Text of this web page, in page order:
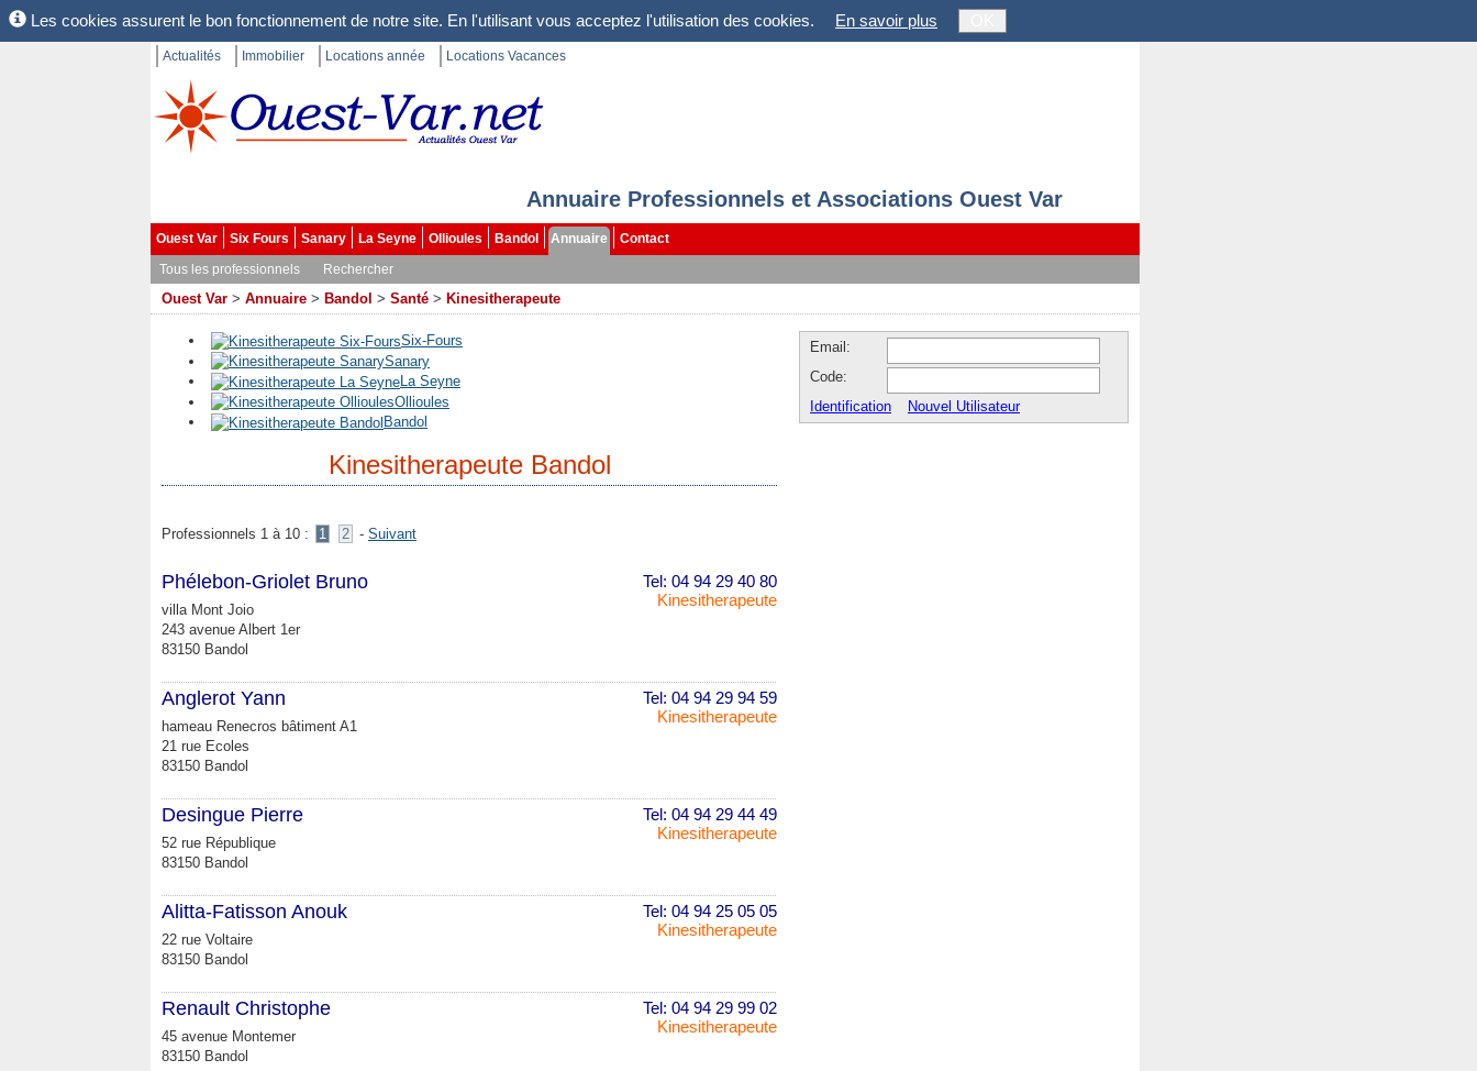
Les cookies assurent le bon fonctionnement de notre site. En l'utilisant vous acceptez l'utilisation des cookies. En savoir plus
Actualités Immobilier Locations année Locations Vacances
Annuaire Professionnels et Associations Ouest Var
Ouest Var Six Fours Sanary La Seyne Ollioules Bandol Annuaire
Contact
Tous les professionnels
Rechercher
Ouest Var > Annuaire > Bandol > Santé > Kinesitherapeute
Six-Fours
Sanary
La Seyne
Ollioules
Bandol
Kinesitherapeute Bandol
Professionnels 1 à 10 : 1 2 - Suivant
Tel: 04 94 29 40 80
Kinesitherapeute
Phélebon-Griolet Bruno
villa Mont Joio
243 avenue Albert 1er
83150 Bandol
Tel: 04 94 29 94 59
Kinesitherapeute
Anglerot Yann
hameau Renecros bâtiment A1
21 rue Ecoles
83150 Bandol
Tel: 04 94 29 44 49
Kinesitherapeute
Desingue Pierre
52 rue République
83150 Bandol
Tel: 04 94 25 05 05
Kinesitherapeute
Alitta-Fatisson Anouk
22 rue Voltaire
83150 Bandol
Tel: 04 94 29 99 02
Kinesitherapeute
Renault Christophe
45 avenue Montemer
83150 Bandol
Email:
Code:
Identification
Nouvel Utilisateur